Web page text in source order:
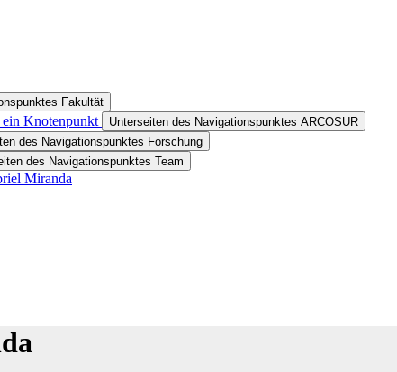
Fakultät
ein Knotenpunkt Unterseiten des Navigationspunktes ARCOSUR
des Navigationspunktes Forschung
des Navigationspunktes Team
Miranda